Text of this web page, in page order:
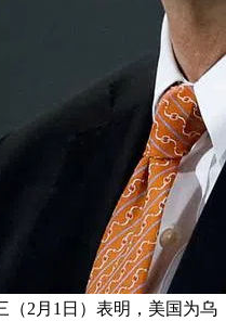
（2月1日）表明，美国为乌